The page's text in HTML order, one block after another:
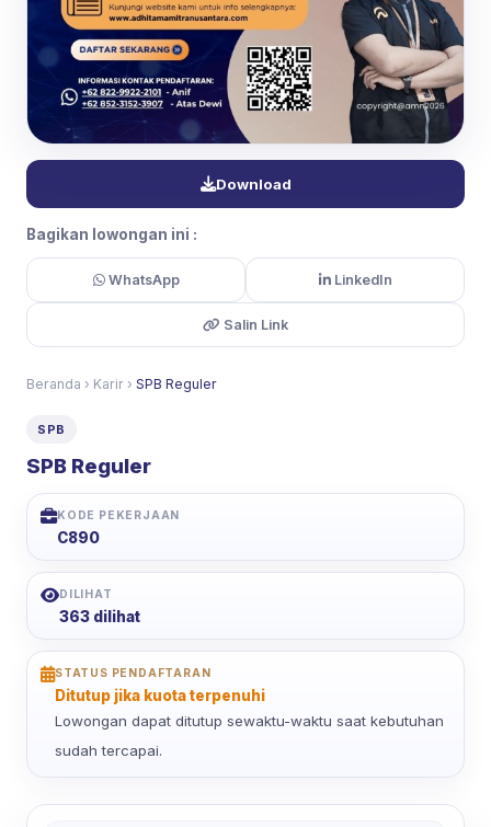
Download
Bagikan lowongan ini :
WhatsApp LinkedIn
Salin Link
Beranda › Karir › SPB Reguler
SPB
SPB Reguler
KODE PEKERJAAN
C890
DILIHAT
363 dilihat
STATUS PENDAFTARAN
Ditutup jika kuota terpenuhi
Lowongan dapat ditutup sewaktu-waktu saat kebutuhan
sudah tercapai.